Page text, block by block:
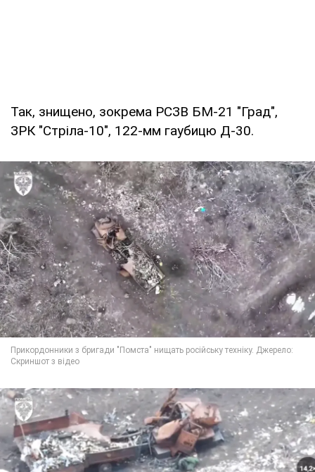
Так, знищено, зокрема РСЗВ БМ-21 "Град",
ЗРК "Стріла-10", 122-мм гаубицю Д-30.